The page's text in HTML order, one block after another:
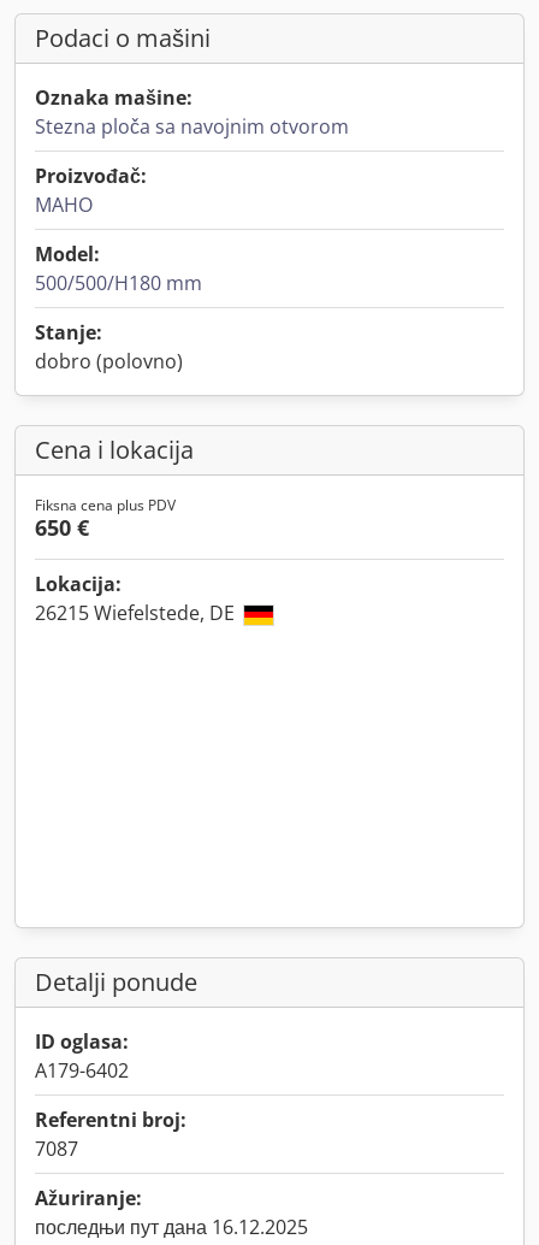
Podaci o mašini
Oznaka mašine:
Stezna ploča sa navojnim otvorom
Proizvođač:
MAHO
Model:
500/500/H180 mm
Stanje:
dobro (polovno)
Cena i lokacija
Fiksna cena plus PDV
650 €
Lokacija:
26215 Wiefelstede, DE
Detalji ponude
ID oglasa:
A179-6402
Referentni broj:
7087
Ažuriranje:
последњи пут дана 16.12.2025